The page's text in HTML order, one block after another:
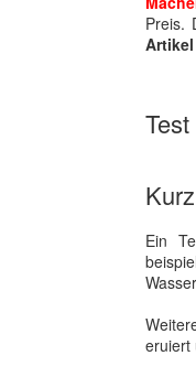
Preis.
Ein
eruiert